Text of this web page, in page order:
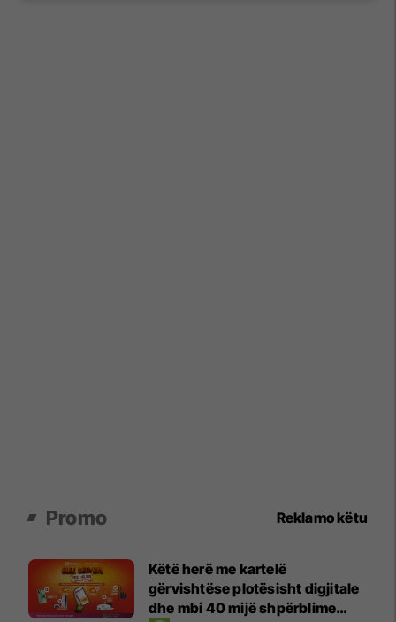
Promo Reklamo këtu
Këtë herë me kartelë
gërvishtëse plotësisht digjitale
dhe mbi 40 mijë shpërblime